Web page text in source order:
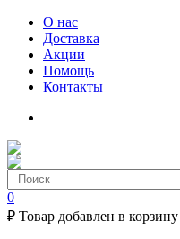
О нас
Доставка
Акции
Помощь
Контакты
0
₽ Товар добавлен в корзину